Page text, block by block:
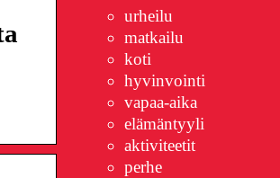
urheilu
matkailu
koti
hyvinvointi
vapaa-aika
elämäntyyli
aktiviteetit
perhe